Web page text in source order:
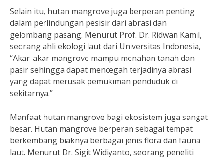
Selain itu, hutan mangrove juga berperan penting
dalam perlindungan pesisir dari abrasi dan
gelombang pasang. Menurut Prof. Dr. Ridwan Kamil,
seorang ahli ekologi laut dari Universitas Indonesia,
“Akar-akar mangrove mampu menahan tanah dan
pasir sehingga dapat mencegah terjadinya abrasi
yang dapat merusak pemukiman penduduk di
sekitarnya.”
Manfaat hutan mangrove bagi ekosistem juga sangat
besar. Hutan mangrove berperan sebagai tempat
berkembang biaknya berbagai jenis flora dan fauna
laut. Menurut Dr. Sigit Widiyanto, seorang peneliti